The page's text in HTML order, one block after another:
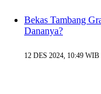
Bekas Tambang
Dananya?
12 DES 2024, 10:49 WIB